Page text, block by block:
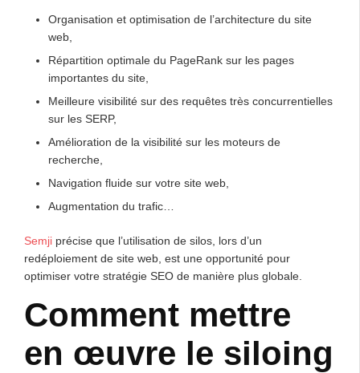
Organisation et optimisation de l’architecture du site
web,
Répartition optimale du PageRank sur les pages
importantes du site,
Meilleure visibilité sur des requêtes très concurrentielles
sur les SERP,
Amélioration de la visibilité sur les moteurs de
recherche,
Navigation fluide sur votre site web,
Augmentation du trafic…
Semji précise que l’utilisation de silos, lors d’un
redéploiement de site web, est une opportunité pour
optimiser votre stratégie SEO de manière plus globale.
Comment mettre
en œuvre le siloing